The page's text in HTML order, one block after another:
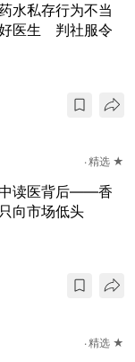
水私存行为不当
医生 判社服令
精选 ★
读医背后——香
向市场低头
精选 ★